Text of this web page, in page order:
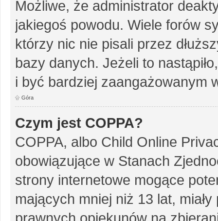
Możliwe, że administrator
jakiegoś powodu. Wiele forów
którzy nic nie pisali przez
bazy danych. Jeżeli to
i być bardziej zaangażowanym
Góra
Czym jest COPPA?
COPPA, albo Child Online
obowiązujące w Stanach
strony internetowe mogące
mających mniej niż 13 lat,
prawnych opiekunów na